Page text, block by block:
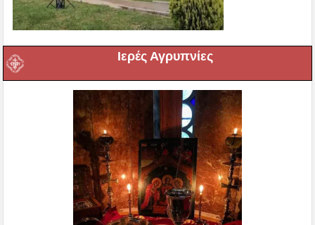
Ιερές Αγρυπνίες